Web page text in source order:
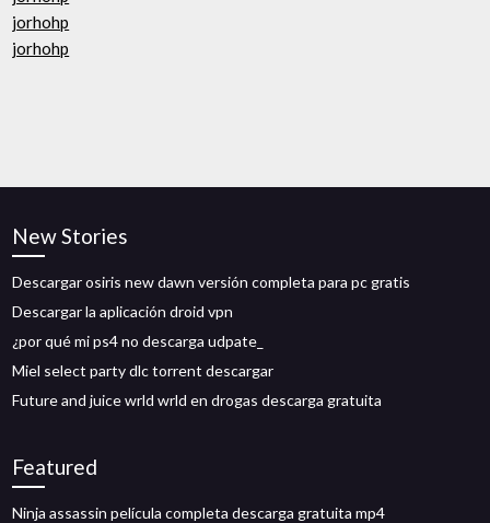
jorhohp
jorhohp
New Stories
Descargar osiris new dawn versión completa para pc gratis
Descargar la aplicación droid vpn
¿por qué mi ps4 no descarga udpate_
Miel select party dlc torrent descargar
Future and juice wrld wrld en drogas descarga gratuita
Featured
Ninja assassin película completa descarga gratuita mp4